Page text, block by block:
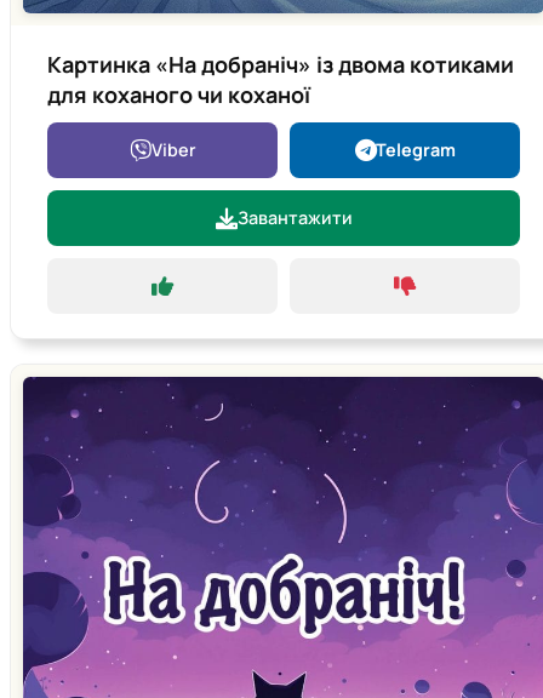
Картинка «На добраніч» із двома котиками
для коханого чи коханої
Viber Telegram
Завантажити